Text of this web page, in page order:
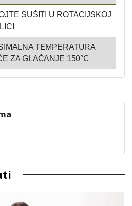
SUŠITI U ROTACIJSKOJ
TEMPERATURA
ZA GLAČANJE 150°C